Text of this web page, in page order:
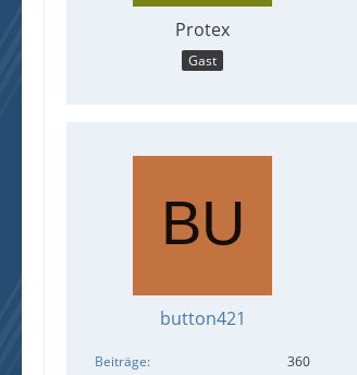
Protex
Gast
button421
Beiträge 360